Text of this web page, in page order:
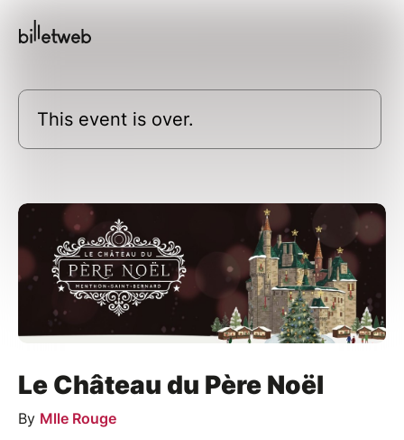
This event is over.
Le Château du Père Noël
By Mlle Rouge